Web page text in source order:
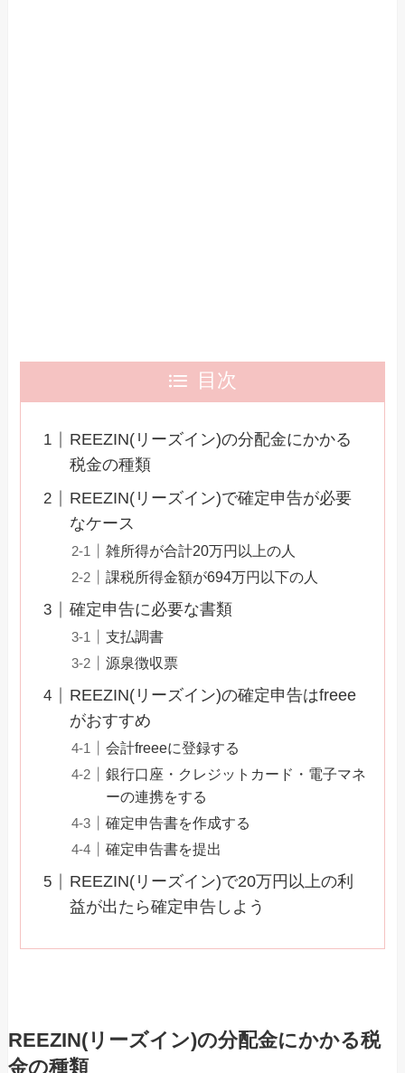
目次
REEZIN(リーズイン)の分配金にかかる
税金の種類
REEZIN(リーズイン)で確定申告が必要
なケース
雑所得が合計20万円以上の人
課税所得金額が694万円以下の人
確定申告に必要な書類
支払調書
源泉徴収票
REEZIN(リーズイン)の確定申告はfreee
がおすすめ
会計freeeに登録する
銀行口座・クレジットカード・電子マネ
ーの連携をする
確定申告書を作成する
確定申告書を提出
REEZIN(リーズイン)で20万円以上の利
益が出たら確定申告しよう
REEZIN(リーズイン)の分配金にかかる税
金の種類